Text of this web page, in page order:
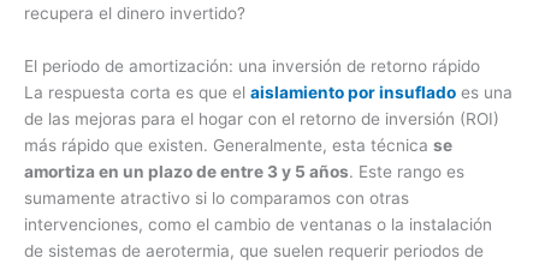
recupera el dinero invertido?
El periodo de amortización: una inversión de retorno rápido
La respuesta corta es que el aislamiento por insuflado es una
de las mejoras para el hogar con el retorno de inversión (ROI)
más rápido que existen. Generalmente, esta técnica se
amortiza en un plazo de entre 3 y 5 años. Este rango es
sumamente atractivo si lo comparamos con otras
intervenciones, como el cambio de ventanas o la instalación
de sistemas de aerotermia, que suelen requerir periodos de